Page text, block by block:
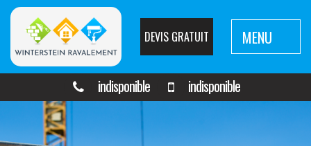
DEVIS GRATUIT MENU
indisponible indisponible